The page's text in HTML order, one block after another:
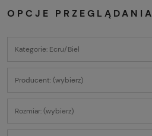
OPCJE PRZEGLĄDANIA
Kategorie: Ecru/Biel
Producent: (wybierz)
Rozmiar: (wybierz)